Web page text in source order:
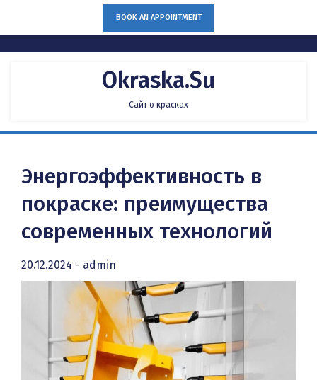
BOOK AN APPOINTMENT
Okraska.su
Сайт о красках
Энергоэффективность в
покраске: преимущества
современных технологий
20.12.2024 - admin